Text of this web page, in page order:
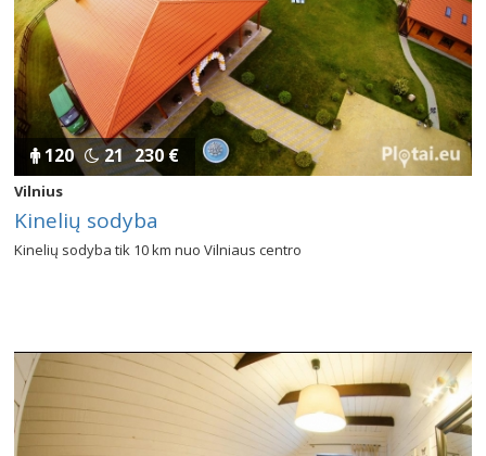
120 21 230 €
Vilnius
Kinelių sodyba
Kinelių sodyba tik 10 km nuo Vilniaus centro